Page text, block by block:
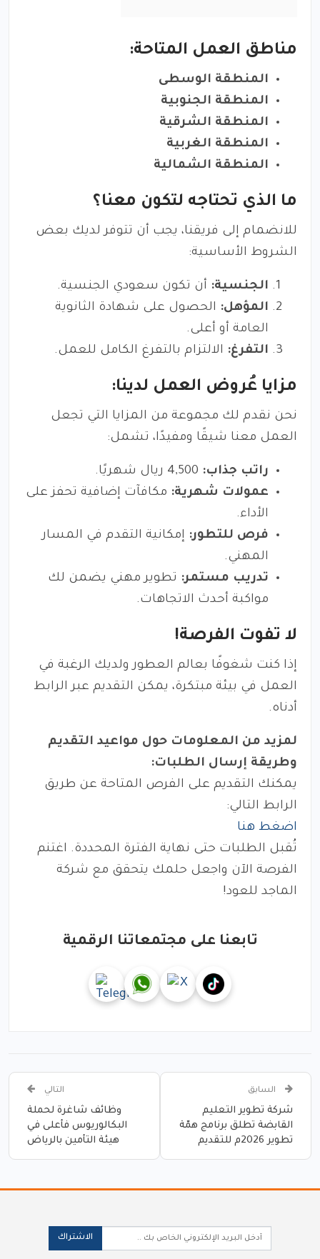
مناطق العمل المتاحة:
المنطقة الوسطى
المنطقة الجنوبية
المنطقة الشرقية
المنطقة الغربية
المنطقة الشمالية
ما الذي تحتاجه لتكون معنا؟
للانضمام إلى فريقنا، يجب أن تتوفر لديك بعض
الشروط الأساسية:
الجنسية: أن تكون سعودي الجنسية.
المؤهل: الحصول على شهادة الثانوية
العامة أو أعلى.
التفرغ: الالتزام بالتفرغ الكامل للعمل.
مزايا عُروض العمل لدينا:
نحن نقدم لك مجموعة من المزايا التي تجعل
العمل معنا شيقًا ومفيدًا، تشمل:
راتب جذاب:
عمولات شهرية: مكافآت إضافية تحفز على
الأداء.
فرص للتطور: إمكانية التقدم في المسار
المهني.
تدريب مستمر: تطوير مهني يضمن لك
مواكبة أحدث الاتجاهات.
لا تفوت الفرصة!
إذا كنت شغوفًا بعالم العطور ولديك الرغبة في
العمل في بيئة مبتكرة، يمكن التقديم عبر الرابط
أدناه.
لمزيد من المعلومات حول مواعيد التقديم
وطريقة إرسال الطلبات:
يمكنك التقديم على الفرص المتاحة عن طريق
الرابط التالي:
اضغط هنا
تُقبل الطلبات حتى نهاية الفترة المحددة. اغتنم
الفرصة الآن واجعل حلمك يتحقق مع شركة
الماجد للعود!
تابعنا على مجتمعاتنا الرقمية
السابق
شركة تطوير التعليم
القابضة تطلق برنامج همّة
تطوير 2026م للتقديم
التالي
وظائف شاغرة لحملة
البكالوريوس فأعلى في
هيئة التأمين بالرياض
الاشتراك